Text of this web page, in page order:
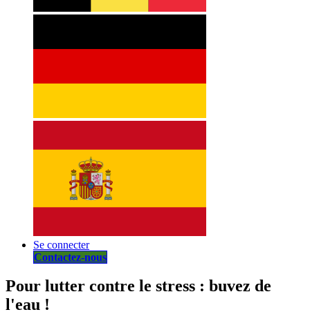
Se connecter
Contactez-nous
Pour lutter contre le stress : buvez de
l'eau !